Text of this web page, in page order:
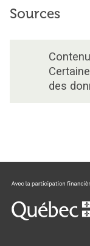
Sources
des